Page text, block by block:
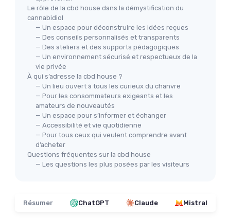
Le rôle de la cbd house dans la démystification du
cannabidiol
— Un espace pour déconstruire les idées reçues
— Des conseils personnalisés et transparents
— Des ateliers et des supports pédagogiques
— Un environnement sécurisé et respectueux de la
vie privée
À qui s’adresse la cbd house ?
— Un lieu ouvert à tous les curieux du chanvre
— Pour les consommateurs exigeants et les
amateurs de nouveautés
— Un espace pour s’informer et échanger
— Accessibilité et vie quotidienne
— Pour tous ceux qui veulent comprendre avant
d’acheter
Questions fréquentes sur la cbd house
— Les questions les plus posées par les visiteurs
Résumer ChatGPT Claude Mistral